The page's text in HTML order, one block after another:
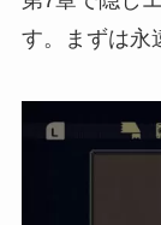
す。まずは永